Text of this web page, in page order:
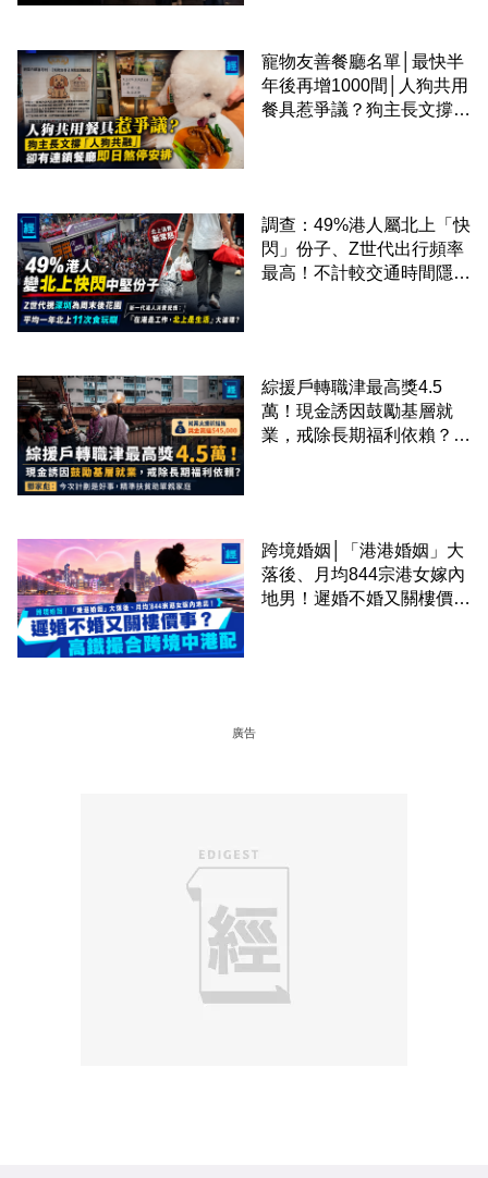
寵物友善餐廳名單│最快半
年後再增1000間│人狗共用
餐具惹爭議？狗主長文撐
調查：49%港人屬北上「快
閃」份子、Z世代出行頻率
最高！不計較交通時間隱形
綜援戶轉職津最高獎4.5
萬！現金誘因鼓勵基層就
業，戒除長期福利依賴？鄧
跨境婚姻│「港港婚姻」大
落後、月均844宗港女嫁內
地男！遲婚不婚又關樓價
廣告